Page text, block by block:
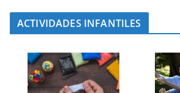
ACTIVIDADES INFANTILES